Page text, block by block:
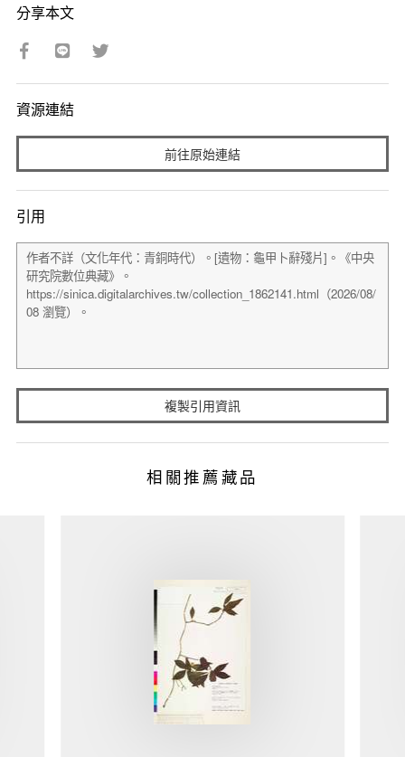
分享本文
資源連結
前往原始連結
引用
複製引用資訊
相關推薦藏品